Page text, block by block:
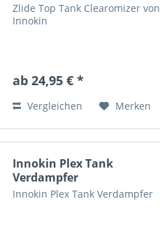
Zlide Top Tank Clearomizer von
Innokin
ab 24,95 € *
Vergleichen Merken
Innokin Plex Tank
Verdampfer
Innokin Plex Tank Verdampfer